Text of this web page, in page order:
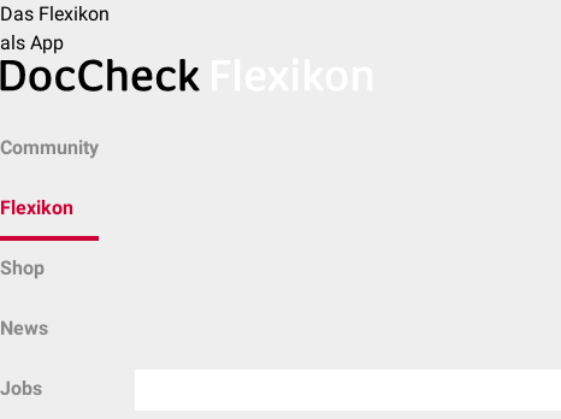
Das Flexikon
als App
Community
Flexikon
Shop
News
Jobs